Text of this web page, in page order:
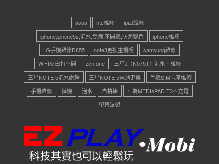
asus htc維修
ipad維修
iphone;iphone5s;泡水;受潮;不開機;防潮變色
iphone維修
LG手機維修D855
note3更換主機板
samsung維修
WIFI反白打不開
zenfone
三星J〈N075T〉泡水、維修
三星NOTE 5泡水處理
三星NOTE 5電池更換
手機SIM卡座維修
手機維修
摔機 泡水 自拍捧
華為MEDIAPAD T3不充電
螢幕破裂